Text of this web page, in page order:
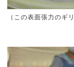
（この表面張力のギ